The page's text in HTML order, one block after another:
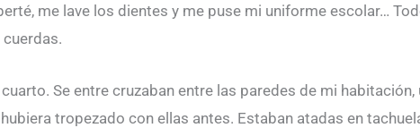
me lave los dientes y me puse mi uniforme escolar…
Se entre cruzaban entre las paredes de mi
tropezado con ellas antes. Estaban atadas en